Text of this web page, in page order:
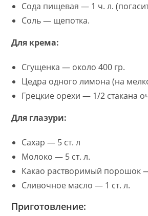
Сода пищевая — 1 ч. л.
Соль — щепотка.
Для крема:
Сгущенка — около 400 гр.
Цедра одного лимона (на
Грецкие орехи — 1/2 стакана
Для глазури:
Сахар — 5 ст. л
Молоко — 5 ст. л.
Какао растворимый порошок
Сливочное масло — 1 ст. л.
Приготовление: